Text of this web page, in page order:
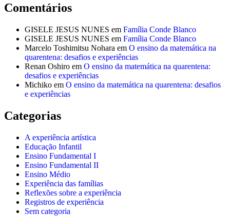
Comentários
GISELE JESUS NUNES em Família Conde Blanco
GISELE JESUS NUNES em Família Conde Blanco
Marcelo Toshimitsu Nohara em O ensino da matemática na
quarentena: desafios e experiências
Renan Oshiro em O ensino da matemática na quarentena:
desafios e experiências
Michiko em O ensino da matemática na quarentena: desafios
e experiências
Categorias
A experiência artística
Educação Infantil
Ensino Fundamental I
Ensino Fundamental II
Ensino Médio
Experiência das famílias
Reflexões sobre a experiência
Registros de experiência
Sem categoria